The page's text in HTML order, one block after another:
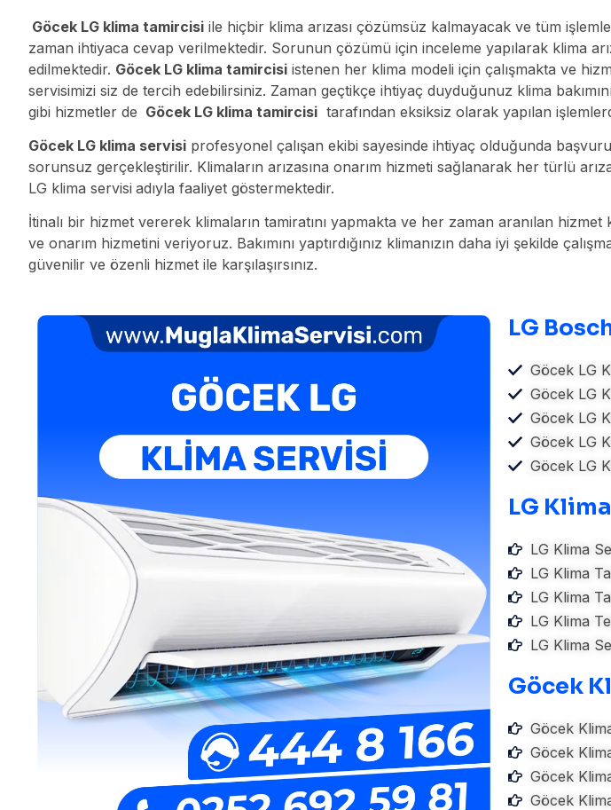
Göcek LG klima tamircisi ile hiçbir klima arızası çözümsüz kalmayacak ve tüm
zaman ihtiyaca cevap verilmektedir. Sorunun çözümü için inceleme yapılarak klima
edilmektedir. Göcek LG klima tamircisi istenen her klima modeli için çalışmakta ve
servisimizi siz de tercih edebilirsiniz. Zaman geçtikçe ihtiyaç duyduğunuz klima
gibi hizmetler de Göcek LG klima tamircisi tarafından eksiksiz olarak yapılan
Göcek LG klima servisi profesyonel çalışan ekibi sayesinde ihtiyaç olduğunda
sorunsuz gerçekleştirilir. Klimaların arızasına onarım hizmeti sağlanarak her türlü
LG klima servisi adıyla faaliyet göstermektedir.
İtinalı bir hizmet vererek klimaların tamiratını yapmakta ve her zaman aranılan
ve onarım hizmetini veriyoruz. Bakımını yaptırdığınız klimanızın daha iyi şekilde
güvenilir ve özenli hizmet ile karşılaşırsınız.
LG
Göcek LG
Göcek LG
Göcek LG
Göcek LG
Göcek LG
LG
LG Klima
LG Klima
LG Klima
LG Klima
LG Klima
Göcek
Göcek
Göcek
Göcek
Göcek